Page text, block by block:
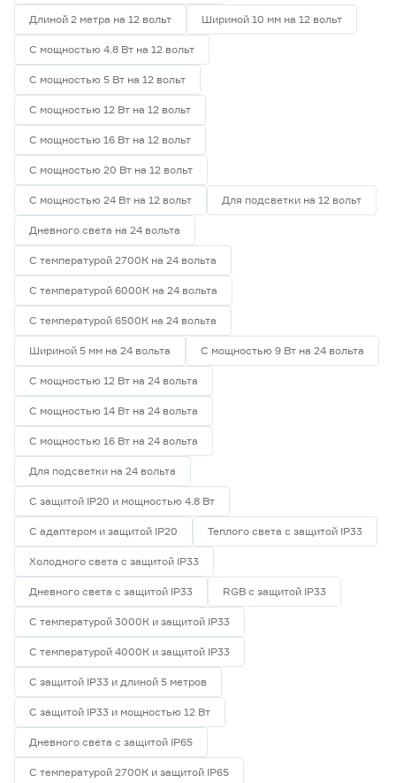
Длиной 2 метра на 12 вольт Шириной 10 мм на 12 вольт
С мощностью 4.8 Вт на 12 вольт
С мощностью 5 Вт на 12 вольт
С мощностью 12 Вт на 12 вольт
С мощностью 16 Вт на 12 вольт
С мощностью 20 Вт на 12 вольт
С мощностью 24 Вт на 12 вольт Для подсветки на 12 вольт
Дневного света на 24 вольта
С температурой 2700К на 24 вольта
С температурой 6000К на 24 вольта
С температурой 6500К на 24 вольта
Шириной 5 мм на 24 вольта С мощностью 9 Вт на 24 вольта
С мощностью 12 Вт на 24 вольта
С мощностью 14 Вт на 24 вольта
С мощностью 16 Вт на 24 вольта
Для подсветки на 24 вольта
С защитой IP20 и мощностью 4.8 Вт
С адаптером и защитой IP20 Теплого света с защитой IP33
Холодного света с защитой IP33
Дневного света с защитой IP33 RGB с защитой IP33
С температурой 3000К и защитой IP33
С температурой 4000К и защитой IP33
С защитой IP33 и длиной 5 метров
С защитой IP33 и мощностью 12 Вт
Дневного света с защитой IP65
С температурой 2700К и защитой IP65